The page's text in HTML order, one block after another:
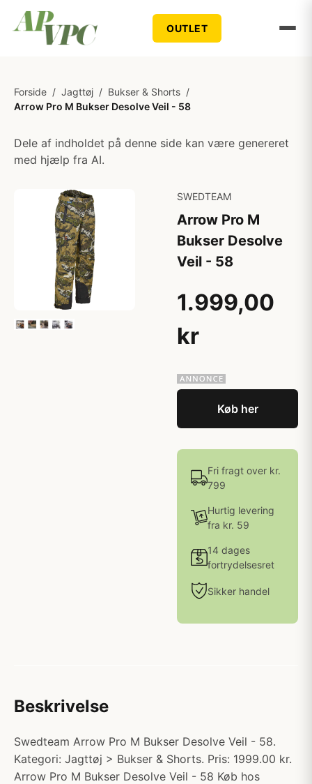
OUTLET
Forside / Jagttøj / Bukser & Shorts /
Arrow Pro M Bukser Desolve Veil - 58
Dele af indholdet på denne side kan være genereret
med hjælp fra AI.
SWEDTEAM
Arrow Pro M
Bukser Desolve
Veil - 58
1.999,00
kr
Køb her
Fri fragt over kr.
799
Hurtig levering
fra kr. 59
14 dages
fortrydelsesret
Sikker handel
Beskrivelse
Swedteam Arrow Pro M Bukser Desolve Veil - 58.
Kategori: Jagttøj > Bukser & Shorts. Pris: 1999.00 kr.
Arrow Pro M Bukser Desolve Veil - 58 Køb hos